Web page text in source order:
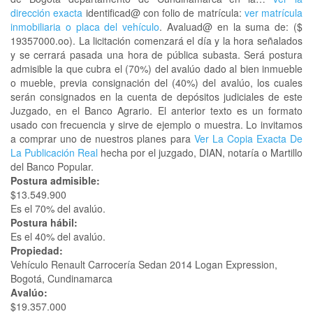
dirección exacta identificad@ con folio de matrícula: ver matrícula
inmobiliaria o placa del vehículo. Avaluad@ en la suma de: ($
19357000.oo). La licitación comenzará el día y la hora señalados
y se cerrará pasada una hora de pública subasta. Será postura
admisible la que cubra el (70%) del avalúo dado al bien inmueble
o mueble, previa consignación del (40%) del avalúo, los cuales
serán consignados en la cuenta de depósitos judiciales de este
Juzgado, en el Banco Agrario. El anterior texto es un formato
usado con frecuencia y sirve de ejemplo o muestra. Lo invitamos
a comprar uno de nuestros planes para Ver La Copia Exacta De
La Publicación Real hecha por el juzgado, DIAN, notaría o Martillo
del Banco Popular.
Postura admisible:
$13.549.900
Es el 70% del avalúo.
Postura hábil:
Es el 40% del avalúo.
Propiedad:
Vehículo Renault Carrocería Sedan 2014 Logan Expression,
Bogotá, Cundinamarca
Avalúo:
$19.357.000